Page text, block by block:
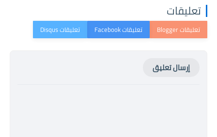
تعليقات
إرسال تعليق